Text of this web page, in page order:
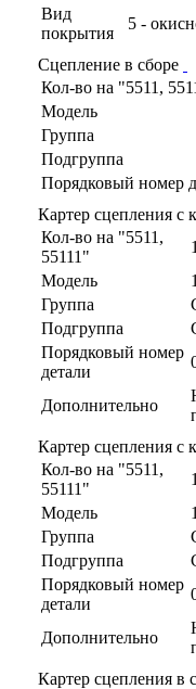
Вид
покрытия
5 -
Сцепление в сборе
Кол-во на "5511,
Модель
Группа
Подгруппа
Порядковый номер
Картер сцепления
Кол-во на "5511,
55111"
Модель
Группа
Подгруппа
Порядковый номер
детали
Дополнительно
Картер сцепления
Кол-во на "5511,
55111"
Модель
Группа
Подгруппа
Порядковый номер
детали
Дополнительно
Картер сцепления в